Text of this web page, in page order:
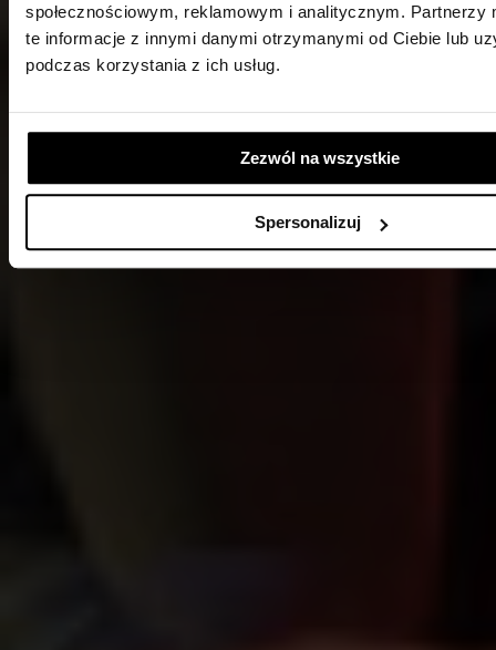
społecznościowym, reklamowym i analitycznym. Partnerzy
te informacje z innymi danymi otrzymanymi od Ciebie lub
podczas korzystania z ich usług.
Zezwól na wszystkie
Spersonalizuj